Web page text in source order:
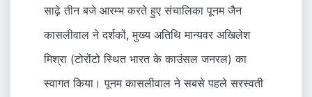
साढ़े तीन बजे आरम्भ करते हुए संचालिका पूनम जैन
कासलीवाल ने दर्शकों, मुख्य अतिथि मान्यवर अखिलेश
मिश्रा (टोरोंटो स्थित भारत के काउंसल जनरल) का
स्वागत किया। पूनम कासलीवाल ने सबसे पहले सरस्वती